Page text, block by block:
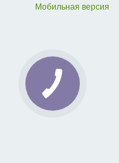
Мобильная версия